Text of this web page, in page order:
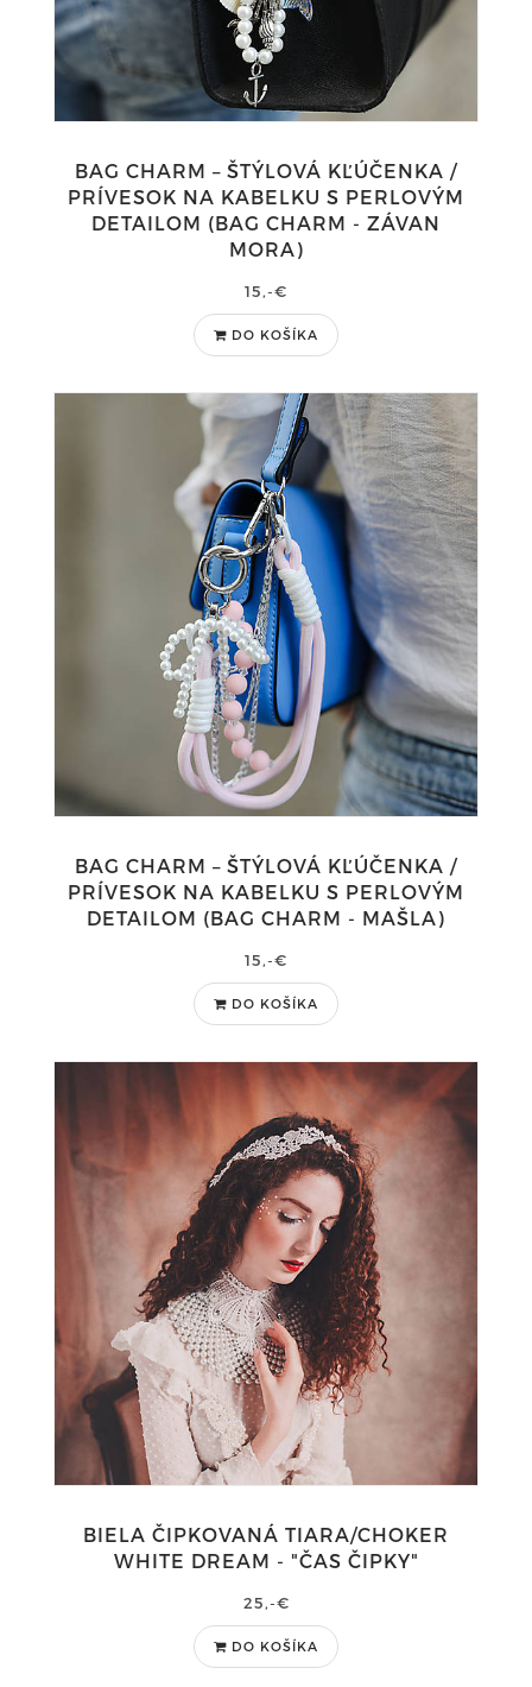
BAG CHARM – ŠTÝLOVÁ KĽÚČENKA /
PRÍVESOK NA KABELKU S PERLOVÝM
DETAILOM (BAG CHARM - ZÁVAN
MORA)
15,-€
DO KOŠÍKA
BAG CHARM – ŠTÝLOVÁ KĽÚČENKA /
PRÍVESOK NA KABELKU S PERLOVÝM
DETAILOM (BAG CHARM - MAŠLA)
15,-€
DO KOŠÍKA
BIELA ČIPKOVANÁ TIARA/CHOKER
WHITE DREAM - "ČAS ČIPKY"
25,-€
DO KOŠÍKA